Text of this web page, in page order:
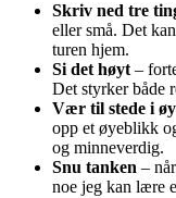
Skriv ned tre
eller små. Det
turen hjem.
Si det høyt –
Det styrker både
Vær til stede i
opp et øyeblikk
og minneverdig.
Snu tanken –
noe jeg kan lære